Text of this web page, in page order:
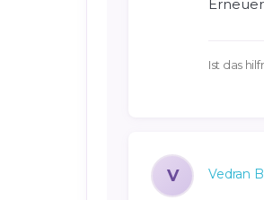
Ist das
V Vedran